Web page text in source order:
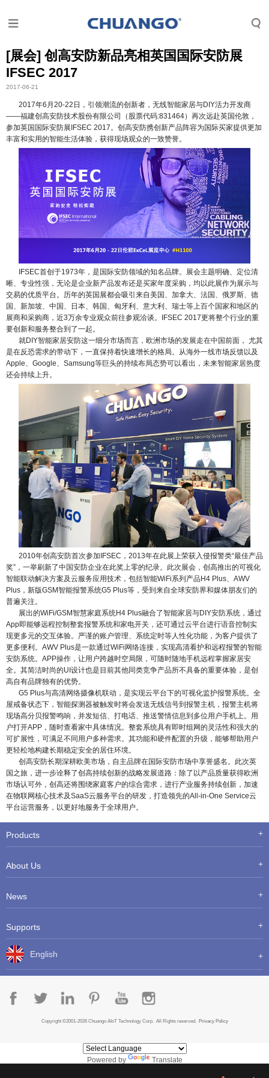
[展会] 创高安防新品亮相英国国际安防展
IFSEC 2017
2017-06-21
2017年6月20-22日，引领潮流的创新者，无线智能家居与DIY活力开发商
——福建创高安防技术股份有限公司（股票代码:831464）再次远赴英国伦敦，
参加英国国际安防展IFSEC 2017。创高安防携创新产品阵容为国际买家提供更加
丰富和实用的智能生活体验，获得现场观众的一致赞誉。
IFSEC首创于1973年，是国际安防领域的知名品牌。展会主题明确、定位清
晰、专业性强，无论是企业新产品发布还是买家年度采购，均以此展作为展示与
交易的优质平台。历年的英国展都会吸引来自美国、加拿大、法国、俄罗斯、德
国、新加坡、中国、日本、韩国、匈牙利、意大利、瑞士等上百个国家和地区的
展商和采购商，近3万余专业观众前往参观洽谈。IFSEC 2017更将整个行业的重
要创新和服务整合到了一起。
就DIY智能家居安防这一细分市场而言，欧洲市场的发展走在中国前面， 尤其
是在反恐需求的带动下，一直保持着快速增长的格局。从海外一线市场反馈以及
Apple、Google、Samsung等巨头的持续布局态势可以看出，未来智能家居热度
还会持续上升。
2010年创高安防首次参加IFSEC，2013年在此展上荣获入侵报警类“最佳产品
奖”，一举刷新了中国安防企业在此奖上零的纪录。此次展会，创高推出的可视化
智能联动解决方案及云服务应用技术，包括智能WiFi系列产品H4 Plus、AWV
Plus，新版GSM智能报警系统G5 Plus等，受到来自全球安防界和媒体朋友们的
普遍关注。
展出的WiFi/GSM智慧家庭系统H4 Plus融合了智能家居与DIY安防系统，通过
App即能够远程控制整套报警系统和家电开关，还可通过云平台进行语音控制实
现更多元的交互体验。严谨的账户管理、系统定时等人性化功能，为客户提供了
更多便利。AWV Plus是一款通过WiFi网络连接，实现高清看护和远程报警的智能
安防系统。APP操作，让用户跨越时空局限，可随时随地手机远程掌握家居安
全。其简洁时尚的UI设计也是目前其他同类竞争产品所不具备的重要体验，是创
高自有品牌独有的优势。
G5 Plus与高清网络摄像机联动，是实现云平台下的可视化监护报警系统。全
屋戒备状态下，智能探测器被触发时将会发送无线信号到报警主机，报警主机将
现场高分贝报警鸣响，并发短信、打电话、推送警情信息到多位用户手机上。用
户打开APP，随时查看家中具体情况。整套系统具有即时组网的灵活性和强大的
可扩展性，可满足不同用户多种需求。其功能和硬件配置的升级，能够帮助用户
更轻松地构建长期稳定安全的居住环境。
创高安防长期深耕欧美市场，自主品牌在国际安防市场中享誉盛名。此次英
国之旅，进一步诠释了创高持续创新的战略发展道路：除了以产品质量获得欧洲
市场认可外，创高还将围绕家庭客户的综合需求，进行产业服务持续创新，加速
在物联网核心技术及SaaS云服务平台的研发，打造领先的All-in-One Service云
平台运营服务，以更好地服务于全球用户。
Products
About Us
News
Supports
English
Copyright ©2001-2026 Chuango AIoT Technology Corp. All Rights reserved. Privacy Policy
Powered by Translate